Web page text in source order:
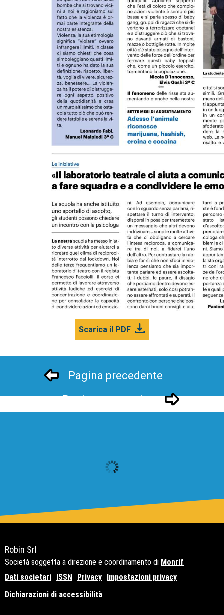
Scarica il PDF
Pagina precedente
Pagina successivo
Robin Srl
Società soggetta a direzione e coordinamento di Monrif
Dati societari ISSN Privacy Impostazioni privacy
Dichiarazioni di accessibilità